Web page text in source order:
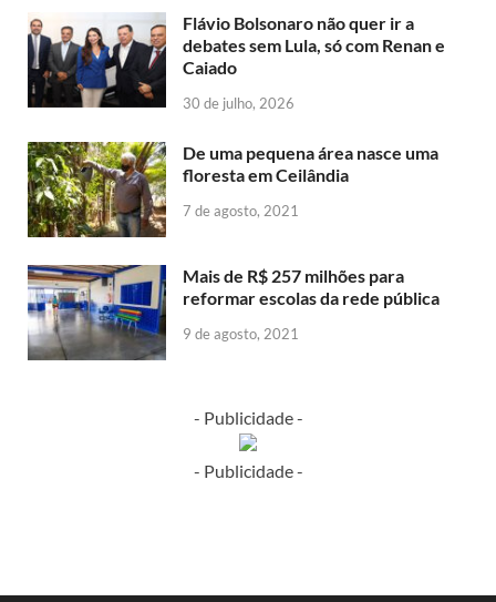
Flávio Bolsonaro não quer ir a
debates sem Lula, só com Renan e
Caiado
30 de julho, 2026
De uma pequena área nasce uma
floresta em Ceilândia
7 de agosto, 2021
Mais de R$ 257 milhões para
reformar escolas da rede pública
9 de agosto, 2021
- Publicidade -
- Publicidade -